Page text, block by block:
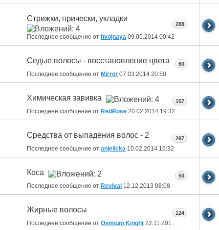
Стрижки, прически, укладки
Последнее сообщение от hvojnaya 09.05.2014 00:42
288
Седые волосы - восстановление цвета
Последнее сообщение от Mirror 07.03.2014 20:50
60
Химическая завивка
Последнее сообщение от RedRose 20.02.2014 19:32
167
Средства от выпадения волос - 2
Последнее сообщение от anjelicka 10.02.2014 16:32
297
Коса
Последнее сообщение от Revival 12.12.2013 08:08
50
Жирные волосы
Последнее сообщение от Osmium Knight 22.11.2013
124